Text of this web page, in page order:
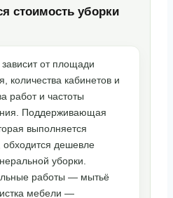
стоимость уборки
от площади
количества кабинетов и
работ и частоты
Поддерживающая
выполняется
обходится дешевле
уборки.
работы — мытьё
мебели —